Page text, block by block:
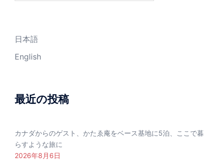
日本語
English
最近の投稿
カナダからのゲスト、かたゑ庵をベース基地に5泊、ここで暮
らすような旅に
2026年8月6日